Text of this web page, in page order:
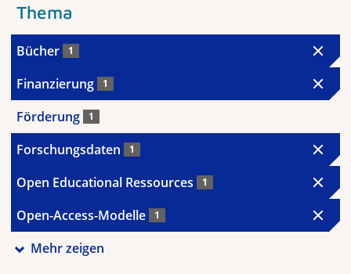
Thema
Bücher 1
Finanzierung 1
Förderung 1
Forschungsdaten 1
Open Educational Ressources 1
Open-Access-Modelle 1
Mehr zeigen